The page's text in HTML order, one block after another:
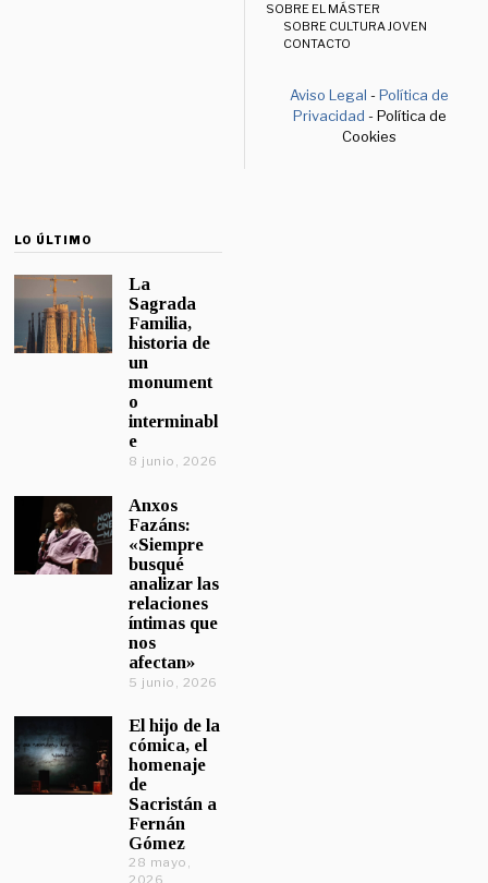
SOBRE EL MÁSTER
SOBRE CULTURA JOVEN
CONTACTO
Aviso Legal -Política de
Privacidad - Política de
Cookies
LO ÚLTIMO
La
Sagrada
Familia,
historia de
un
monument
o
interminabl
e
8 junio, 2026
Anxos
Fazáns:
«Siempre
busqué
analizar las
relaciones
íntimas que
nos
afectan»
5 junio, 2026
El hijo de la
cómica, el
homenaje
de
Sacristán a
Fernán
Gómez
28 mayo,